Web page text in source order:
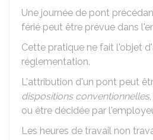
Une journée de pont
férié peut être prévue dans
Cette pratique ne fait l'objet
réglementation.
L'attribution d'un pont peut
dispositions conventionnelles
ou être décidée par
Les heures de travail non